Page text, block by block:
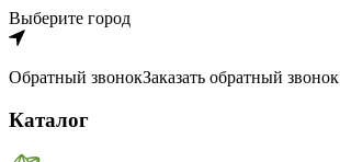
Выберите город
Обратный звонокЗаказать обратный звонок
Каталог